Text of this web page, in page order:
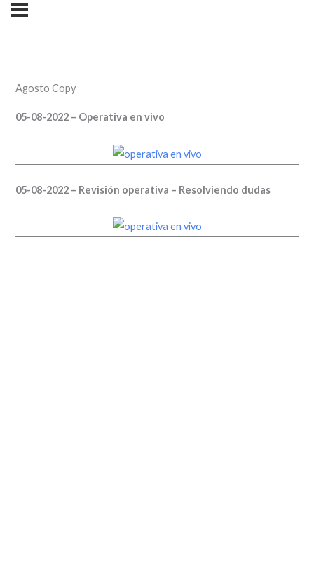
Agosto Copy
05-08-2022 – Operativa en vivo
05-08-2022 – Revisión operativa – Resolviendo dudas